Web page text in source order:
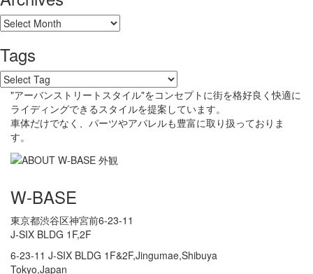
Tags
"アーバンストリートスタイル"をコンセプトに街を格好良く快適に
ライディングできるスタイルを提案しています。
車体だけでなく、パーツやアパレルも豊富に取り扱っておりま
す。
W-BASE
東京都渋谷区神宮前6-23-11
J-SIX BLDG 1F,2F
6-23-11 J-SIX BLDG 1F&2F,Jingumae,Shibuya
Tokyo,Japan